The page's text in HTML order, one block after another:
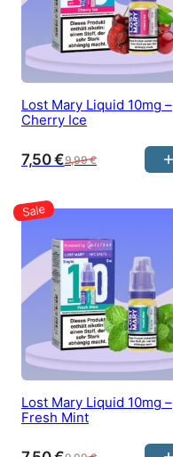
Lost Mary Liquid 10mg –
Cherry Ice
9,99€
7,50€
Lost Mary Liquid 10mg –
Fresh Mint